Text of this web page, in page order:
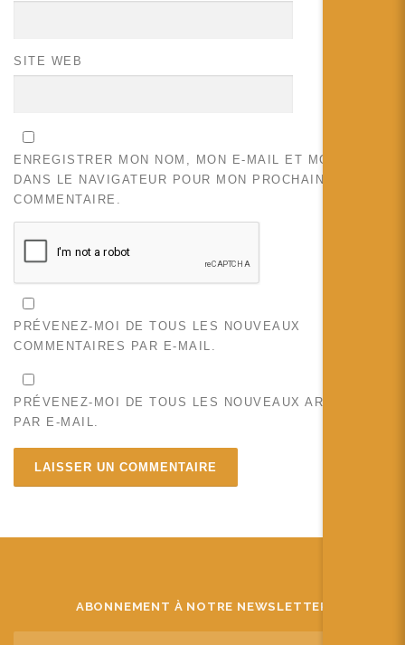
SITE WEB
ENREGISTRER MON NOM, MON E-MAIL ET MON SITE
DANS LE NAVIGATEUR POUR MON PROCHAIN
COMMENTAIRE.
PRÉVENEZ-MOI DE TOUS LES NOUVEAUX
COMMENTAIRES PAR E-MAIL.
PRÉVENEZ-MOI DE TOUS LES NOUVEAUX ARTICLES
PAR E-MAIL.
ABONNEMENT À NOTRE NEWSLETTER